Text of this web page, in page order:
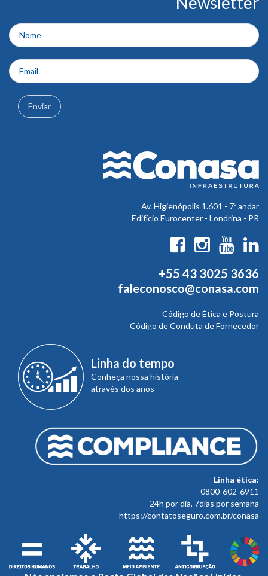
rodapé
Enviar
Av. Higienópolis 1.601 - 7º andar
Edifício Eurocenter - Londrina - PR
+55 43 3025 3636
faleconosco@conasa.com
Código de Ética e Postura
Código de Conduta de Fornecedor
Linha do tempo
Conheça nossa história
através dos anos
Linha ética:
0800-602-6911
24h por dia, 7dias por semana
https://contatoseguro.com.br/conasa